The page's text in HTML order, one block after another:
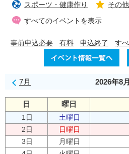
スポーツ・健康作り その他
すべてのイベントを表示
事前申込必要 有料 申込終了 す
7月 2026年8月
日 曜日
1日
土曜日
2日
日曜日
3日
月曜日